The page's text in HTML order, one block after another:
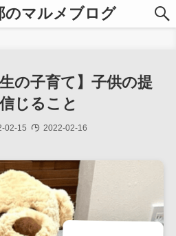
のマルメブログ
生の子育て】子供の提
じること
02-15 2022-02-16